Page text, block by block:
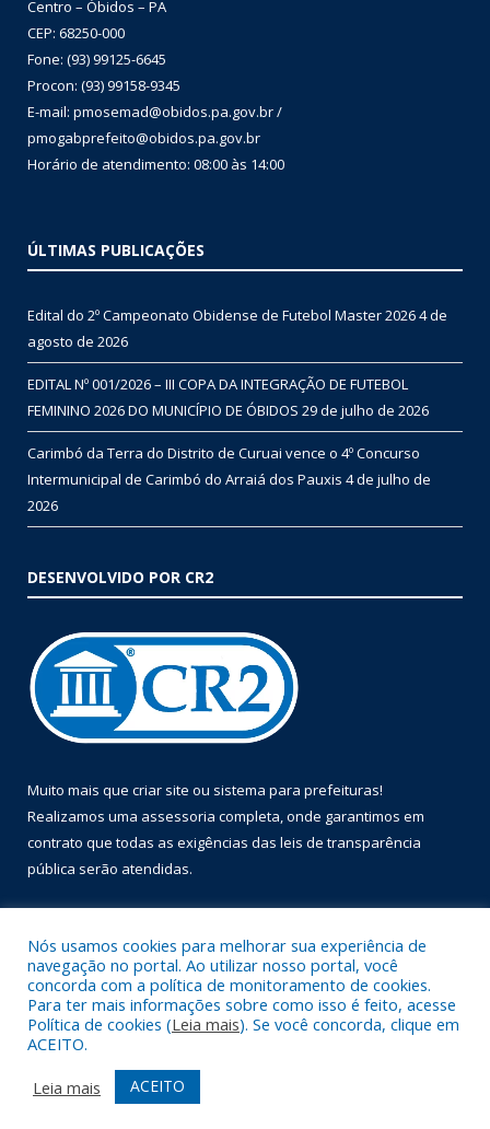
Centro – Óbidos – PA
CEP: 68250-000
Fone: (93) 99125-6645
Procon: (93) 99158-9345
E-mail: pmosemad@obidos.pa.gov.br /
pmogabprefeito@obidos.pa.gov.br
Horário de atendimento: 08:00 às 14:00
ÚLTIMAS PUBLICAÇÕES
Edital do 2º Campeonato Obidense de Futebol Master 20264 de
agosto de 2026
EDITAL Nº 001/2026 – III COPA DA INTEGRAÇÃO DE FUTEBOL
FEMININO 2026 DO MUNICÍPIO DE ÓBIDOS 29 de julho de 2026
Carimbó da Terra do Distrito de Curuai vence o 4º Concurso
Intermunicipal de Carimbó do Arraiá dos Pauxis 4 de julho de
2026
DESENVOLVIDO POR CR2
Muito mais que criar site ou sistema para prefeituras!
Realizamos uma assessoria completa, onde garantimos em
contrato que todas as exigências das leis de transparência
pública serão atendidas.
Todos os direitos reservados a Prefeitura Municipal de Óbidos.
Mapa do Site
Acessar Área Administrativa
Acessar Webmail
Nós usamos cookies para melhorar sua experiência de
navegação no portal. Ao utilizar nosso portal, você
concorda com a política de monitoramento de cookies.
Para ter mais informações sobre como isso é feito, acesse
Política de cookies (Leia mais). Se você concorda, clique em
ACEITO.
Leia mais
ACEITO